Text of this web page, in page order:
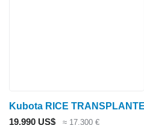
Kubota RICE
19.990 US$
≈ 17.300 €